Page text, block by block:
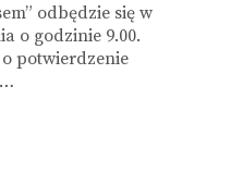
odbędzie się w
o godzinie 9.00.
potwierdzenie